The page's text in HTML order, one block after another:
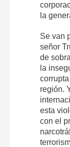
la
Se van
señor
de
la
región.
esta
con el